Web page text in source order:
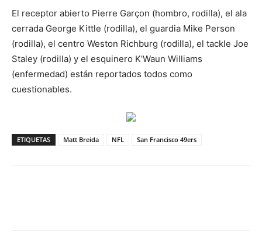
El receptor abierto Pierre Garçon (hombro, rodilla), el ala
cerrada George Kittle (rodilla), el guardia Mike Person
(rodilla), el centro Weston Richburg (rodilla), el tackle Joe
Staley (rodilla) y el esquinero K’Waun Williams
(enfermedad) están reportados todos como
cuestionables.
ETIQUETAS Matt Breida NFL San Francisco 49ers